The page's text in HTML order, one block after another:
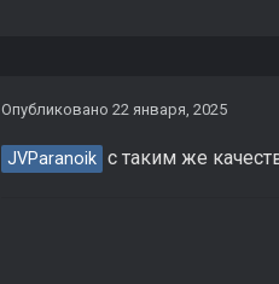
Опубликовано 22 января, 2025
JVParanoik с таким же